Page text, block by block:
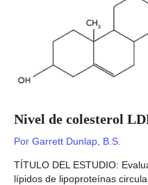
Nivel de colesterol
Por Garrett Dunlap, B.S.
TÍTULO DEL ESTUDIO:
lípidos de lipoproteínas